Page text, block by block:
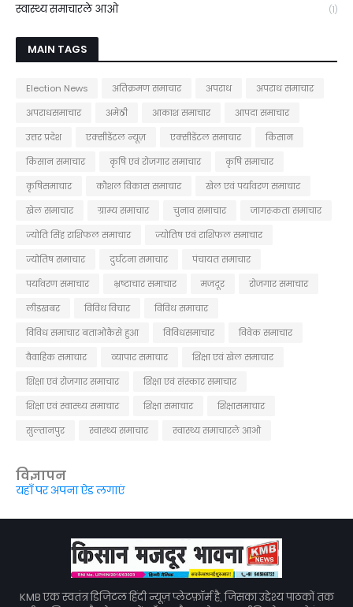
स्वास्थ्य समाचारले आओ (1)
MAIN TAGS
Election News अतिक्रमण समाचार अपराध
अपराध समाचार
अपराधसमाचार
अमेठी आकाश समाचार
आपदा समाचार
उत्तर प्रदेश
एक्सीडेंटल न्यूज़ एक्सीडेंटल समाचार
किसान
किसान समाचार
कृषि एवं रोजगार समाचार
कृषि समाचार
कृषिसमाचार
कौशल विकास समाचार
खेल एवं पर्यावरण समाचार
खेल समाचार
ग्राम्य समाचार चुनाव समाचार
जागरूकता समाचार
ज्योति सिंह राशिफल समाचार
ज्योतिष एवं राशिफल समाचार
ज्योतिष समाचार
दुर्घटना समाचार
पंचायत समाचार
पर्यावरण समाचार
भ्रष्टाचार समाचार मजदूर
रोजगार समाचार
लीडखबर
विविध विचार
विविध समाचार
विविध समाचार बताओकैसे हुआ
विविधसमाचार
विवेक समाचार
वैवाहिक समाचार
व्यापार समाचार
शिक्षा एवं खेल समाचार
शिक्षा एवं रोजगार समाचार
शिक्षा एवं संस्कार समाचार
शिक्षा एवं स्वास्थ्य समाचार
शिक्षा समाचार
शिक्षासमाचार
सुल्तानपुर
स्वास्थ्य समाचार स्वास्थ्य समाचारले आओ
विज्ञापन
यहाँ पर अपना ऐड लगाएं
KMB एक स्वतंत्र डिजिटल हिंदी न्यूज़ प्लेटफ़ॉर्म है, जिसका उद्देश्य पाठकों तक